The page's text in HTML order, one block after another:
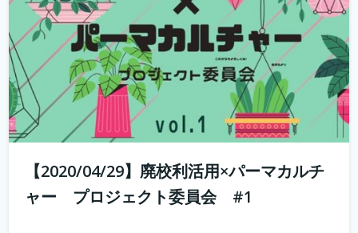
【2020/04/29】廃校利活用×パーマカルチ
ャー プロジェクト委員会 #1
山と田んぼに囲まれた奥丹波で大行列のカフェ・ベーカリ
ーを営む市島製パン研究所のオーナー、三澤さんを講師に
招いて、こんなときだからこそ、コロナに負けない、強固
なビジネスモデルの作り方のヒント教えてもらういます。
何を学べるか？ 市島製パン研究...続きを読む